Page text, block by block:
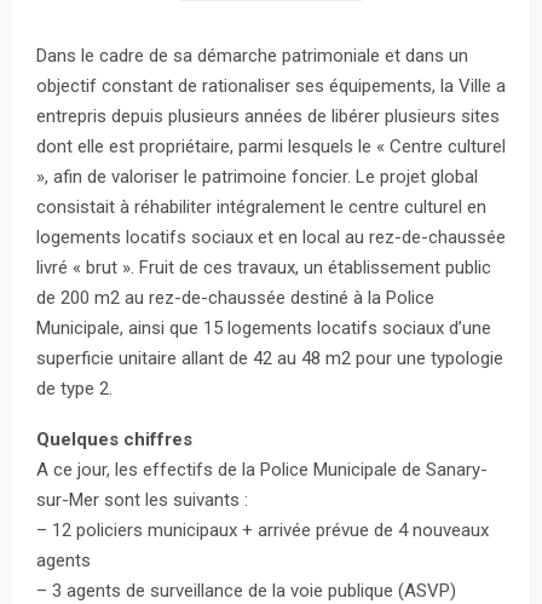
Dans le cadre de sa démarche patrimoniale et dans un
objectif constant de rationaliser ses équipements, la Ville a
entrepris depuis plusieurs années de libérer plusieurs sites
dont elle est propriétaire, parmi lesquels le « Centre culturel
», afin de valoriser le patrimoine foncier. Le projet global
consistait à réhabiliter intégralement le centre culturel en
logements locatifs sociaux et en local au rez-de-chaussée
livré « brut ». Fruit de ces travaux, un établissement public
de 200 m2 au rez-de-chaussée destiné à la Police
Municipale, ainsi que 15 logements locatifs sociaux d’une
superficie unitaire allant de 42 au 48 m2 pour une typologie
de type 2.
Quelques chiffres
A ce jour, les effectifs de la Police Municipale de Sanary-
sur-Mer sont les suivants :
– 12 policiers municipaux + arrivée prévue de 4 nouveaux
agents
– 3 agents de surveillance de la voie publique (ASVP)